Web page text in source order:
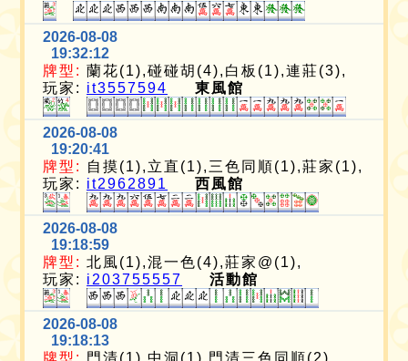
2026-08-08
19:32:12
牌型: 蘭花(1),碰碰胡(4),白板(1),連莊(3),
玩家: it3557594 東風館
2026-08-08
19:20:41
牌型:
自摸(1),立直(1),三色同順(1),莊家(1),
玩家: it2962891 西風館
2026-08-08
19:18:59
牌型: 北風(1),混一色(4),莊家@(1),
玩家: i203755557 活動館
2026-08-08
19:18:13
牌型:
門清(1),中洞(1),門清三色同順(2),